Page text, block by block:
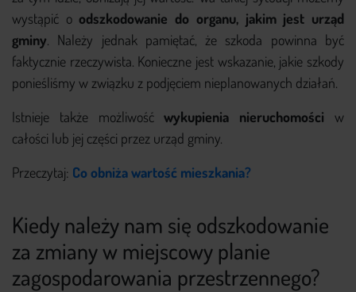
wystąpić oodszkodowanie do organu, jakim jest urząd
gminy. Należy jednak pamiętać, że szkoda powinna być
faktycznie rzeczywista. Konieczne jest wskazanie, jakie szkody
ponieśliśmy w związku z podjęciem nieplanowanych działań.
Istnieje także możliwośćwykupienia nieruchomości w
całości lub jej części przez urząd gminy.
Przeczytaj: Co obniża wartość mieszkania?
Kiedy należy nam się odszkodowanie
za zmiany w miejscowy planie
zagospodarowania przestrzennego?